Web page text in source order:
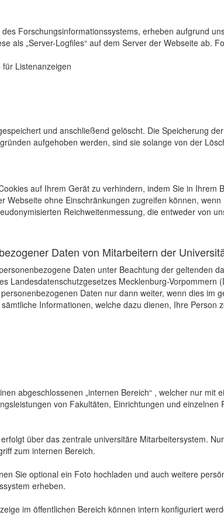
Forschungsinformationssystems, erheben aufgrund
als „Server-Logfiles“ auf dem Server der Webseite ab.
Listenanzeigen
und anschließend gelöscht. Die Speicherung
aufgehoben werden, sind sie solange von der
auf Ihrem Gerät zu verhindern, indem Sie in
Webseite ohne Einschränkungen zugreifen können,
Reichweitenmessung, die entweder von
Daten von Mitarbeitern der
Daten unter Beachtung der geltenden
Landesdatenschutzgesetzes Mecklenburg-Vorpommern
Daten nur dann weiter, wenn dies im
Informationen, welche dazu dienen, Ihre
abgeschlossenen „internen Bereich“ , welcher nur
von Fakultäten, Einrichtungen und
über das zentrale universitäre Mitarbeitersystem.
zum internen Bereich.
Sie optional ein Foto hochladen und auch weitere
erheben.
im öffentlichen Bereich können intern konfiguriert